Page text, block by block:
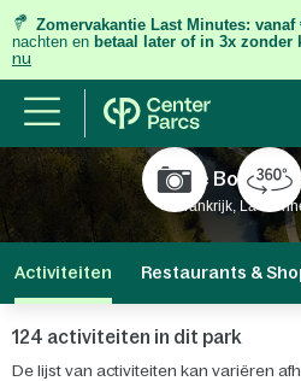
Zomervakantie Last Minutes: vanaf
nachten en betaal later of in 3x zonder
nu
Le Bois aux
Frankrijk, La
Activiteiten Restaurants &
124 activiteiten in dit park
De lijst van activiteiten kan variëren